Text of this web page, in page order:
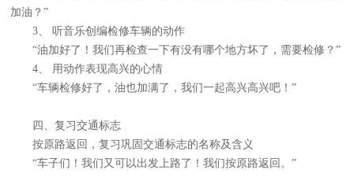
加油？”
3、 听音乐创编检修车辆的动作
“油加好了！我们再检查一下有没有哪个地方坏了，需要检修？”
4、 用动作表现高兴的心情
“车辆检修好了，油也加满了，我们一起高兴高兴吧！”
四、复习交通标志
按原路返回，复习巩固交通标志的名称及含义
“车子们！我们又可以出发上路了！我们按原路返回。”